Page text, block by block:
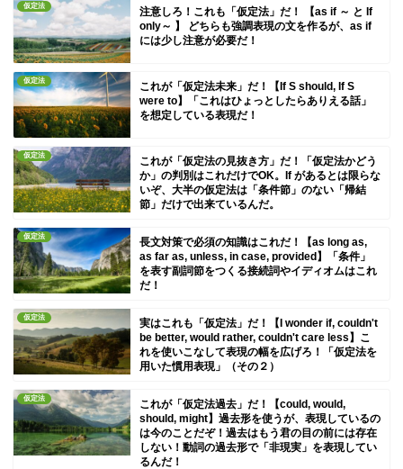
仮定法
注意しろ！これも「仮定法」だ！ 【as if ～ と If
only～ 】 どちらも強調表現の文を作るが、as if
には少し注意が必要だ！
仮定法
これが「仮定法未来」だ！【If S should, If S
were to】「これはひょっとしたらありえる話」
を想定している表現だ！
仮定法
これが「仮定法の見抜き方」だ！「仮定法かどう
か」の判別はこれだけでOK。If があるとは限らな
いぞ、大半の仮定法は「条件節」のない「帰結
節」だけで出来ているんだ。
仮定法
長文対策で必須の知識はこれだ！【as long as,
as far as, unless, in case, provided】「条件」
を表す副詞節をつくる接続詞やイディオムはこれ
だ！
仮定法
実はこれも「仮定法」だ！【I wonder if, couldn't
be better, would rather, couldn't care less】こ
れを使いこなして表現の幅を広げろ！「仮定法を
用いた慣用表現」（その２）
仮定法
これが「仮定法過去」だ！【could, would,
should, might】過去形を使うが、表現しているの
は今のことだぞ！過去はもう君の目の前には存在
しない！動詞の過去形で「非現実」を表現してい
るんだ！